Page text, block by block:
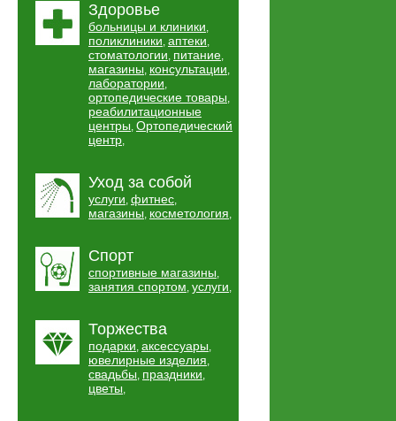
Здоровье
больницы и клиники,
поликлиники, аптеки,
стоматологии, питание,
магазины, консультации,
лаборатории,
ортопедические товары,
реабилитационные
центры, Ортопедический
центр,
Уход за собой
услуги, фитнес,
магазины, косметология,
Спорт
спортивные магазины,
занятия спортом, услуги,
Торжества
подарки, аксессуары,
ювелирные изделия,
свадьбы, праздники,
цветы,